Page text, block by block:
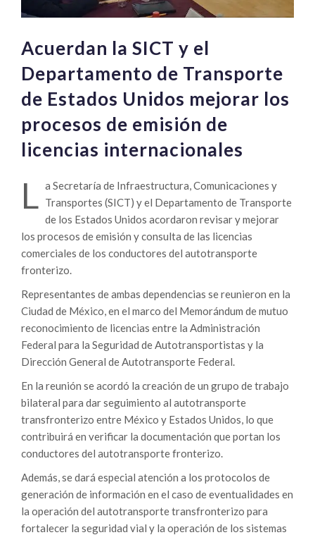
Acuerdan la SICT y el
Departamento de Transporte
de Estados Unidos mejorar los
procesos de emisión de
licencias internacionales
L a Secretaría de Infraestructura, Comunicaciones y
Transportes (SICT) y el Departamento de Transporte
de los Estados Unidos acordaron revisar y mejorar
los procesos de emisión y consulta de las licencias
comerciales de los conductores del autotransporte
fronterizo.
Representantes de ambas dependencias se reunieron en la
Ciudad de México, en el marco del Memorándum de mutuo
reconocimiento de licencias entre la Administración
Federal para la Seguridad de Autotransportistas y la
Dirección General de Autotransporte Federal.
En la reunión se acordó la creación de un grupo de trabajo
bilateral para dar seguimiento al autotransporte
transfronterizo entre México y Estados Unidos, lo que
contribuirá en verificar la documentación que portan los
conductores del autotransporte fronterizo.
Además, se dará especial atención a los protocolos de
generación de información en el caso de eventualidades en
la operación del autotransporte transfronterizo para
fortalecer la seguridad vial y la operación de los sistemas